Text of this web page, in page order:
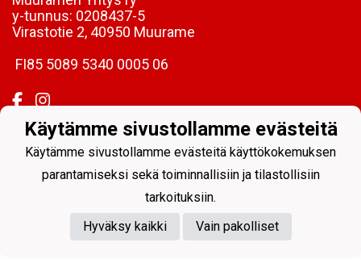
y-tunnus: 0208437-5
Virastotie 2, 40950 Muurame
FI85 5089 5340 0005 06
Powered by
Käytämme sivustollamme evästeitä
Käytämme sivustollamme evästeitä käyttökokemuksen
parantamiseksi sekä toiminnallisiin ja tilastollisiin
tarkoituksiin.
Hyväksy kaikki
Vain pakolliset